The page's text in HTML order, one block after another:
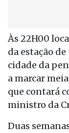
Às 22H00
da estação
cidade da
a marcar
que contará
ministro da
Duas